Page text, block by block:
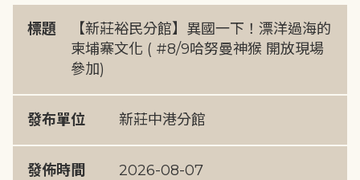
標題
【新莊裕民分館】異國一下！漂洋過海的
柬埔寨文化 ( #8/9哈努曼神猴 開放現場
參加)
發布單位 新莊中港分館
發佈時間 2026-08-07